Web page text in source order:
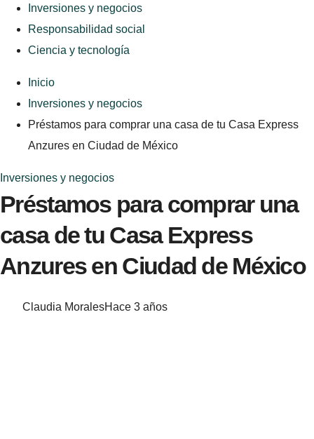
Inversiones y negocios
Responsabilidad social
Ciencia y tecnología
Inicio
Inversiones y negocios
Préstamos para comprar una casa de tu Casa Express
Anzures en Ciudad de México
Inversiones y negocios
Préstamos para comprar una
casa de tu Casa Express
Anzures en Ciudad de México
Claudia MoralesHace 3 años